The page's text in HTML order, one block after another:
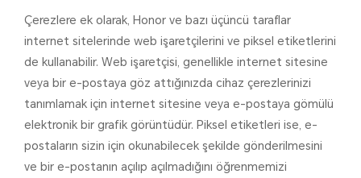
Çerezlere ek olarak, Honor ve bazı üçüncü taraflar
internet sitelerinde web işaretçilerini ve piksel etiketlerini
de kullanabilir. Web işaretçisi, genellikle internet sitesine
veya bir e-postaya göz attığınızda cihaz çerezlerinizi
tanımlamak için internet sitesine veya e-postaya gömülü
elektronik bir grafik görüntüdür. Piksel etiketleri ise, e-
postaların sizin için okunabilecek şekilde gönderilmesini
ve bir e-postanın açılıp açılmadığını öğrenmemizi